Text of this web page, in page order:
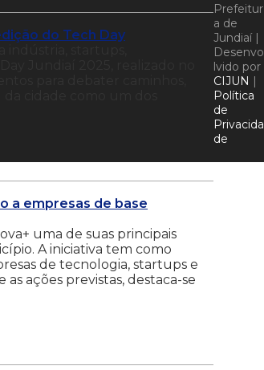
do Tech Day
a empresas de base
uma de suas principais
A iniciativa tem como
de tecnologia, startups e
ações previstas, destaca-se
Prefeitur
a de
Jundiaí |
Desenvo
lvido por
CIJUN |
Política
de
Privacida
de